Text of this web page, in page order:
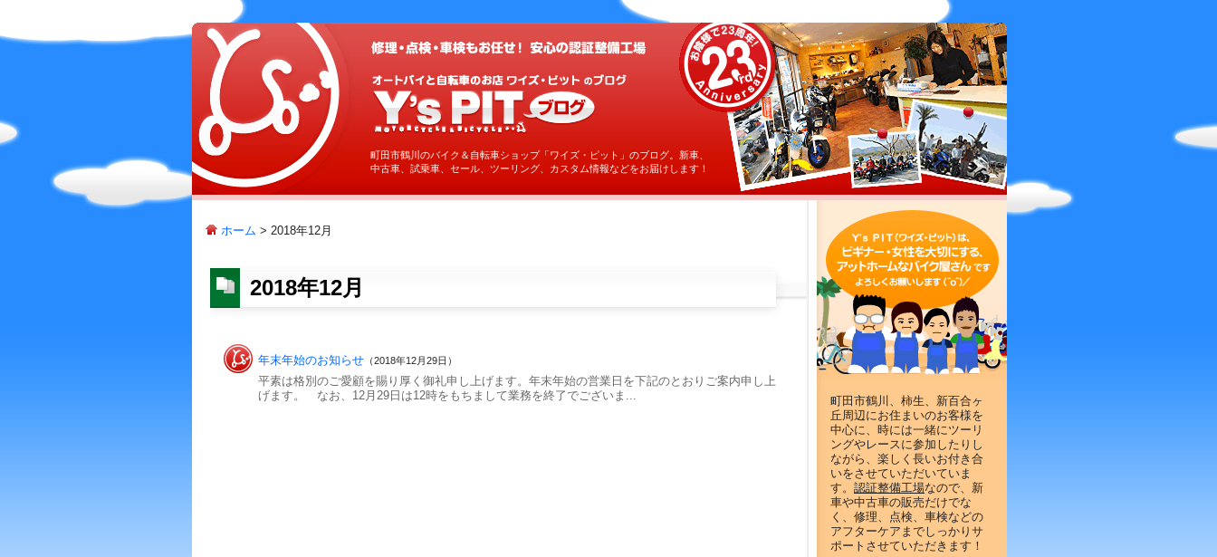
町田市鶴川のバイク＆自転車ショップ「ワイズ・ピット」のブログ。新車、
中古車、試乗車、セール、ツーリング、カスタム情報などをお届けします！
ホーム > 2018年12月
2018年12月
年末年始のお知らせ （2018年12月29日）
平素は格別のご愛顧を賜り厚く御礼申し上げます。年末年始の営業日を下記のとおりご案内申し上
げます。 なお、12月29日は12時をもちまして業務を終了でございま...
町田市鶴川、柿生、新百合ヶ
丘周辺にお住まいのお客様を
中心に、時には一緒にツーリ
ングやレースに参加したりし
ながら、楽しく長いお付き合
いをさせていただいていま
す。 認証整備工場なので、新
車や中古車の販売だけでな
く、修理、点検、車検などの
アフターケアまでしっかりサ
ポートさせていただきます！